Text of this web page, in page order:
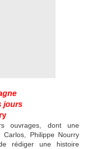
jours
ouvrages, dont une
Philippe Nourry
rédiger une histoire